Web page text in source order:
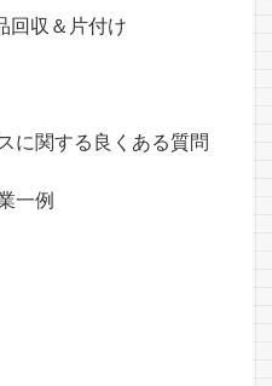
収＆片付け
に関する良くある質問
一例